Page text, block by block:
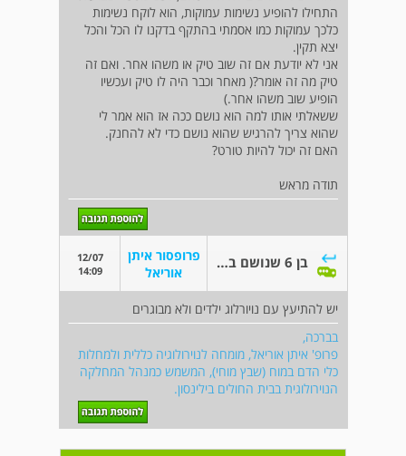
התחילו להופיע נשימות עמוקות, הוא לוקח נשימות
כלכך עמוקות כמו אסמתי בהתקף בדקנו לו הכל והכל
יצא תקין.
אני לא יודעת אם זה שוב טיק או משהו אחר. ואם זה
טיק מה זה אומר?( מאחר וכבר היה לו טיק ועכשיו
הופיע שוב משהו אחר.)
ששאלתי אותו למה הוא נושם ככה אז הוא אמר לי
שהוא צריך להרגיש שהוא נושם כדי לא להחנק.
האם זה יכול להיות טורט?
תודה מראש
בן 6 שנושם בחוזקה
פרופסור איתן
אוריאל
12/07
14:09
יש להתיעץ עם נויורלוג ילדים ולא מבוגרים
בברכה,
פרופ' איתן אוריאל, מומחה לנוירולוגיה כללית ולמחלות
כלי הדם במוח (שבץ מוחי), המשמש כמנהל המחלקה
הנוירולוגית בבית החולים בילינסון.